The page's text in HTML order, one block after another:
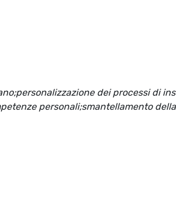
dei processi di
personali;smantellamento